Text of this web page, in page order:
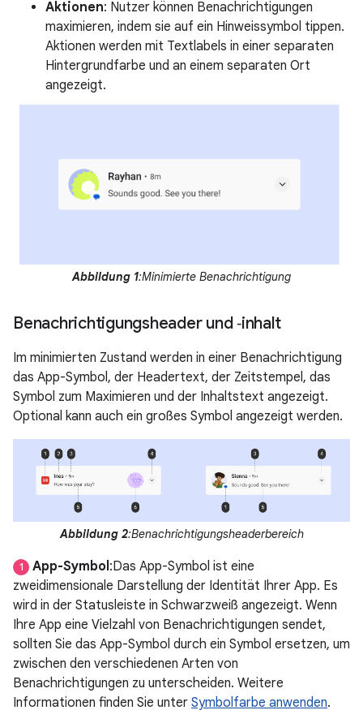
Aktionen: Nutzer können Benachrichtigungen
maximieren, indem sie auf ein Hinweissymbol tippen.
Aktionen werden mit Textlabels in einer separaten
Hintergrundfarbe und an einem separaten Ort
angezeigt.
Abbildung 1:Minimierte Benachrichtigung
Benachrichtigungsheader und ‑inhalt
Im minimierten Zustand werden in einer Benachrichtigung
das App-Symbol, der Headertext, der Zeitstempel, das
Symbol zum Maximieren und der Inhaltstext angezeigt.
Optional kann auch ein großes Symbol angezeigt werden.
Abbildung 2:Benachrichtigungsheaderbereich
1 App-Symbol:Das App-Symbol ist eine
zweidimensionale Darstellung der Identität Ihrer App. Es
wird in der Statusleiste in Schwarzweiß angezeigt. Wenn
Ihre App eine Vielzahl von Benachrichtigungen sendet,
sollten Sie das App-Symbol durch ein Symbol ersetzen, um
zwischen den verschiedenen Arten von
Benachrichtigungen zu unterscheiden. Weitere
Informationen finden Sie unter Symbolfarbe anwenden.